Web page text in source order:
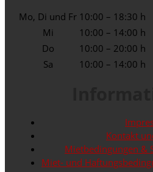
Mo, Di und Fr 10:00 – 18:30 h
Mi
10:00 – 14:00 h
Do
10:00 – 20:00 h
Sa
10:00 – 14:00 h
Kontakt
Mietbedingungen &
Miet- und